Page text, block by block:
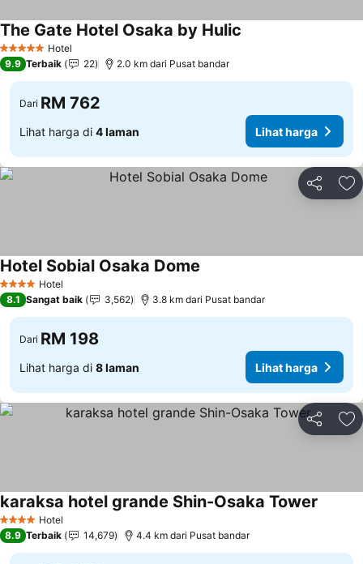
5 Bintang Hotel
The Gate Hotel Osaka by Hulic
9.9 Terbaik 22 2.0 km dari Pusat bandar
Dari RM 762
Lihat harga di 4 laman Lihat harga
Kongsi
4 BintangHotel
Hotel Sobial Osaka Dome
8.1 Sangat baik 3,562 3.8 km dari Pusat bandar
Dari RM 198
Lihat harga di 8 laman Lihat harga
Kongsi
4 BintangHotel
karaksa hotel grande Shin-Osaka Tower
8.9 Terbaik 14,679 4.4 km dari Pusat bandar